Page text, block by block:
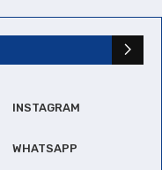
INSTAGRAM
WHATSAPP